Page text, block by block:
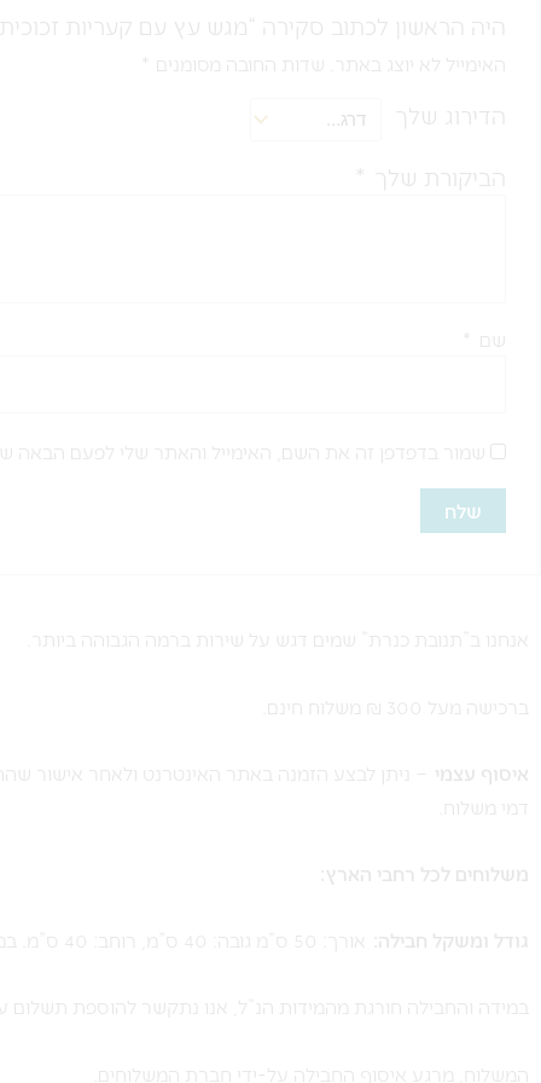
היה הראשון לכתוב סקירה “מגש עץ עם קעריות
האימייל לא יוצג באתר. שדות החובה מסומנים *
הדירוג שלך
הביקורת שלך *
שם *
שמור בדפדפן זה את השם, האימייל והאתר שלי לפעם הבאה
אנחנו ב”תנובת כנרת” שמים דגש על שירות ברמה הגבוהה ביותר.
ברכישה מעל 300 ₪ משלוח חינם.
איסוף עצמי – ניתן לבצע הזמנה באתר האינטרנט ולאחר אישור
דמי משלוח.
משלוחים לכל רחבי הארץ:
גודל ומשקל חבילה: אורך: 50 ס”מ גובה: 40 ס”מ, רוחב: 40 ס”מ. במשקל עד 10 ק”ג.
במידה והחבילה חורגת מהמידות הנ”ל, אנו נתקשר להוספת תשלום
המשלוח, מרגע איסוף החבילה על-ידי חברת המשלוחים.